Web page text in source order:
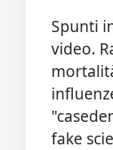
Spunti
video.
fake